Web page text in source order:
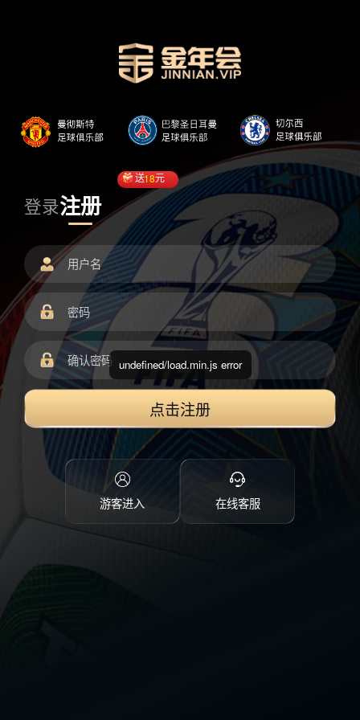
登录注册
送18元
点击注册
游客进入 在线客服
undefined/load.min.js error